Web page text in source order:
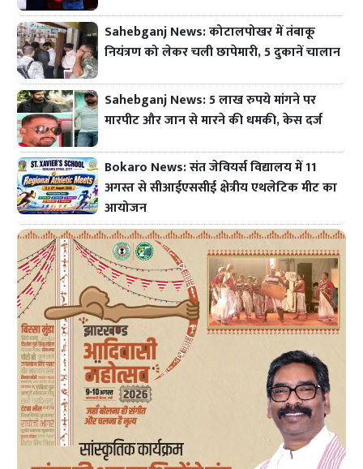
Sahebganj News: कोटालपोखर में तंबाकू
नियंत्रण को लेकर चली छापेमारी, 5 दुकानें चालान
Sahebganj News: 5 लाख रुपये मांगने पर
मारपीट और जान से मारने की धमकी, केस दर्ज
Bokaro News: संत जेवियर्स विद्यालय में 11
अगस्त से सीआईएससीई क्षेत्रीय एथलेटिक मीट का
आयोजन